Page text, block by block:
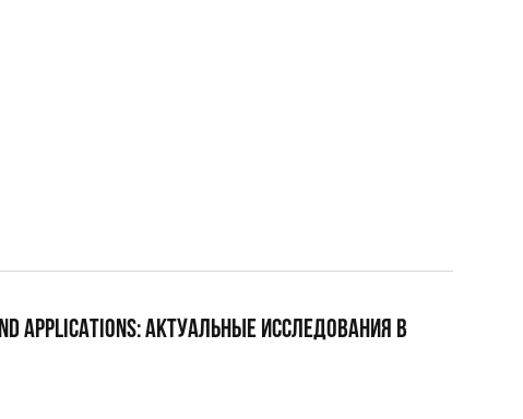
APPLICATIONS: АКТУАЛЬНЫЕ ИССЛЕДОВАНИЯ В